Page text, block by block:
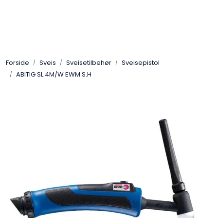
Forside Sveis Sveisetilbehør
Sveisepistol
ABITIG SL 4M/W EWM S.H
Pakning
Industriprodukter